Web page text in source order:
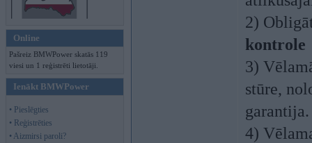
Online
Pašreiz BMWPower skatās 119
viesi un 1 reģistrēti lietotāji.
Ienākt BMWPower
• Pieslēgties
• Reģistrēties
• Aizmirsi paroli?
2)
kontrole
3)
stūre,
garantija.
4)